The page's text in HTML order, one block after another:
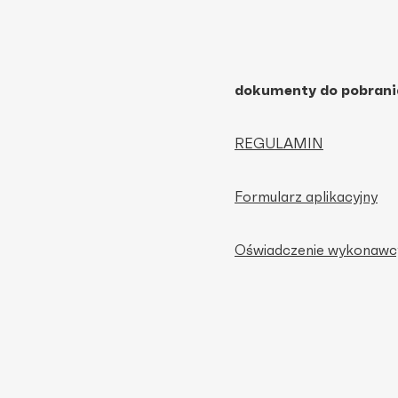
dokumenty do
REGULAMIN
Formularz aplikacyjny
Oświadczenie